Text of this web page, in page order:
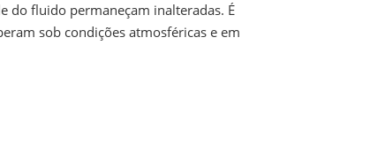
do fluido permaneçam inalteradas. É
sob condições atmosféricas e em